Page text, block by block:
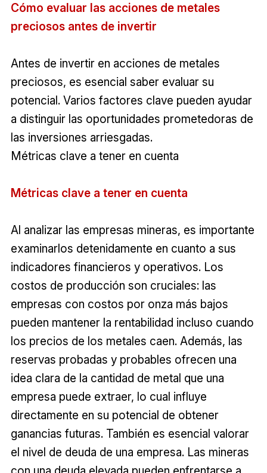
Cómo evaluar las acciones de metales
preciosos antes de invertir
Antes de invertir en acciones de metales
preciosos, es esencial saber evaluar su
potencial. Varios factores clave pueden ayudar
a distinguir las oportunidades prometedoras de
las inversiones arriesgadas.
Métricas clave a tener en cuenta
Métricas clave a tener en cuenta
Al analizar las empresas mineras, es importante
examinarlos detenidamente en cuanto a sus
indicadores financieros y operativos. Los
costos de producción son cruciales: las
empresas con costos por onza más bajos
pueden mantener la rentabilidad incluso cuando
los precios de los metales caen. Además, las
reservas probadas y probables ofrecen una
idea clara de la cantidad de metal que una
empresa puede extraer, lo cual influye
directamente en su potencial de obtener
ganancias futuras. También es esencial valorar
el nivel de deuda de una empresa. Las mineras